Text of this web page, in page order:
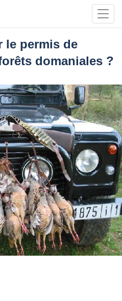
le permis de
domaniales ?